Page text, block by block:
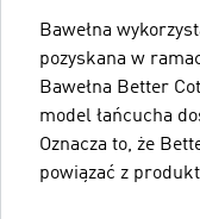
Bawełna
pozyskana w
Bawełna Better
model łańcucha
Oznacza to, że
powiązać z